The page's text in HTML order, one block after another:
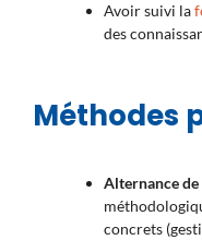
Avoir suivi la
des
Méthodes
Alternance
concrets